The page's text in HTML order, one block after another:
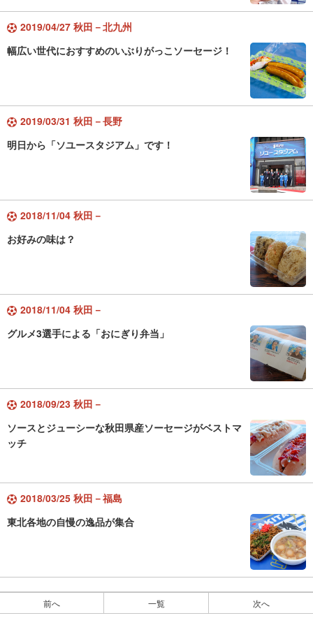
2019/04/27 秋田－北九州
幅広い世代におすすめのいぶりがっこソーセージ！
2019/03/31 秋田－長野
明日から「ソユースタジアム」です！
2018/11/04 秋田－
お好みの味は？
2018/11/04 秋田－
グルメ3選手による「おにぎり弁当」
2018/09/23 秋田－
ソースとジューシーな秋田県産ソーセージがベストマ
ッチ
2018/03/25 秋田－福島
東北各地の自慢の逸品が集合
前へ 一覧 次へ